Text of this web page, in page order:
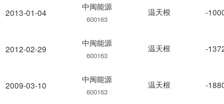
2013-01-04
2012-02-29
2009-03-10
中闽能源
600163
温天根 -
中闽能源
600163
温天根 -
中闽能源
600163
温天根 -